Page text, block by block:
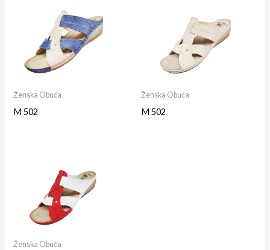
Ženska Obuća
M 502
Ženska Obuća
M 502
Ženska Obuća